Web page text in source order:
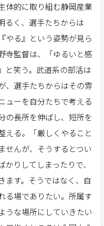
体的に取り組む静岡産業
るく、選手たちからは
やる』という姿勢が見ら
寺監督は、「ゆるいと感
と笑う。武道系の部活は
、選手たちからはその雰
ューを自分たちで考える
の長所を伸ばし、短所を
える。「厳しくやること
せんが、そうするとつい
りしてしまったりで、
ます。そうではなく、自
る場でありたい。所属す
うな場所にしていきたい